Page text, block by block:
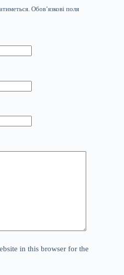
Обов’язкові поля
in this browser for the